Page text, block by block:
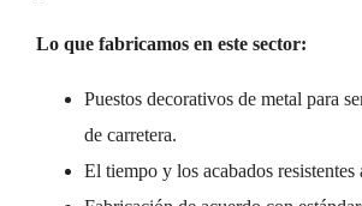
Lo que fabricamos en este sector:
Puestos decorativos de metal para
de carretera.
El tiempo y los acabados resistentes